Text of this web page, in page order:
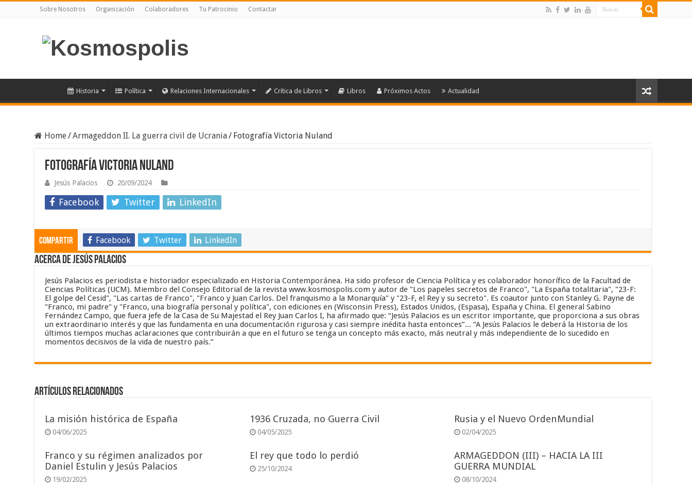
Sobre Nosotros Organización Colaboradores Tu Patrocinio Contactar
Historia Política Relaciones Internacionales Crítica de Libros Libros Próximos Actos Actualidad
Home/Armageddon II. La guerra civil de Ucrania/ Fotografía Victoria Nuland
Fotografía Victoria Nuland
Jesús Palacios 20/09/2024
Facebook Twitter LinkedIn
Compartir Facebook Twitter LinkedIn
Acerca de Jesús Palacios
Jesús Palacios es periodista e historiador especializado en Historia Contemporánea. Ha sido profesor de Ciencia Política y es colaborador honorífico de la Facultad de
Ciencias Políticas (UCM). Miembro del Consejo Editorial de la revista www.kosmospolis.com y autor de "Los papeles secretos de Franco", "La España totalitaria", "23-F:
El golpe del Cesid", "Las cartas de Franco", "Franco y Juan Carlos. Del franquismo a la Monarquía" y "23-F, el Rey y su secreto". Es coautor junto con Stanley G. Payne de
"Franco, mi padre" y "Franco, una biografía personal y política", con ediciones en (Wisconsin Press), Estados Unidos, (Espasa), España y China. El general Sabino
Fernández Campo, que fuera jefe de la Casa de Su Majestad el Rey Juan Carlos I, ha afirmado que: “Jesús Palacios es un escritor importante, que proporciona a sus obras
un extraordinario interés y que las fundamenta en una documentación rigurosa y casi siempre inédita hasta entonces”... “A Jesús Palacios le deberá la Historia de los
últimos tiempos muchas aclaraciones que contribuirán a que en el futuro se tenga un concepto más exacto, más neutral y más independiente de lo sucedido en
momentos decisivos de la vida de nuestro país.”
Artículos relacionados
La misión histórica de España
04/06/2025
1936 Cruzada, no Guerra Civil
04/05/2025
Rusia y el Nuevo OrdenMundial
02/04/2025
Franco y su régimen analizados por
Daniel Estulin y Jesús Palacios
19/02/2025
El rey que todo lo perdió
25/10/2024
ARMAGEDDON (III) – HACIA LA III
GUERRA MUNDIAL
08/10/2024